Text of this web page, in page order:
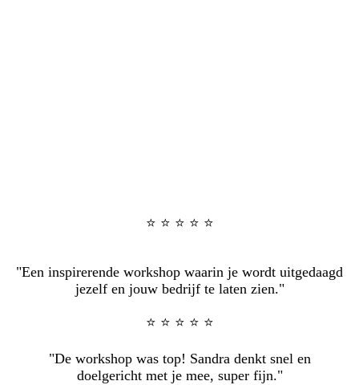
⭐️ ⭐️ ⭐️ ⭐️ ⭐️
"Een inspirerende workshop waarin je wordt uitgedaagd
jezelf en jouw bedrijf te laten zien."
⭐️ ⭐️ ⭐️ ⭐️ ⭐️
"De workshop was top! Sandra denkt snel en
doelgericht met je mee, super fijn."